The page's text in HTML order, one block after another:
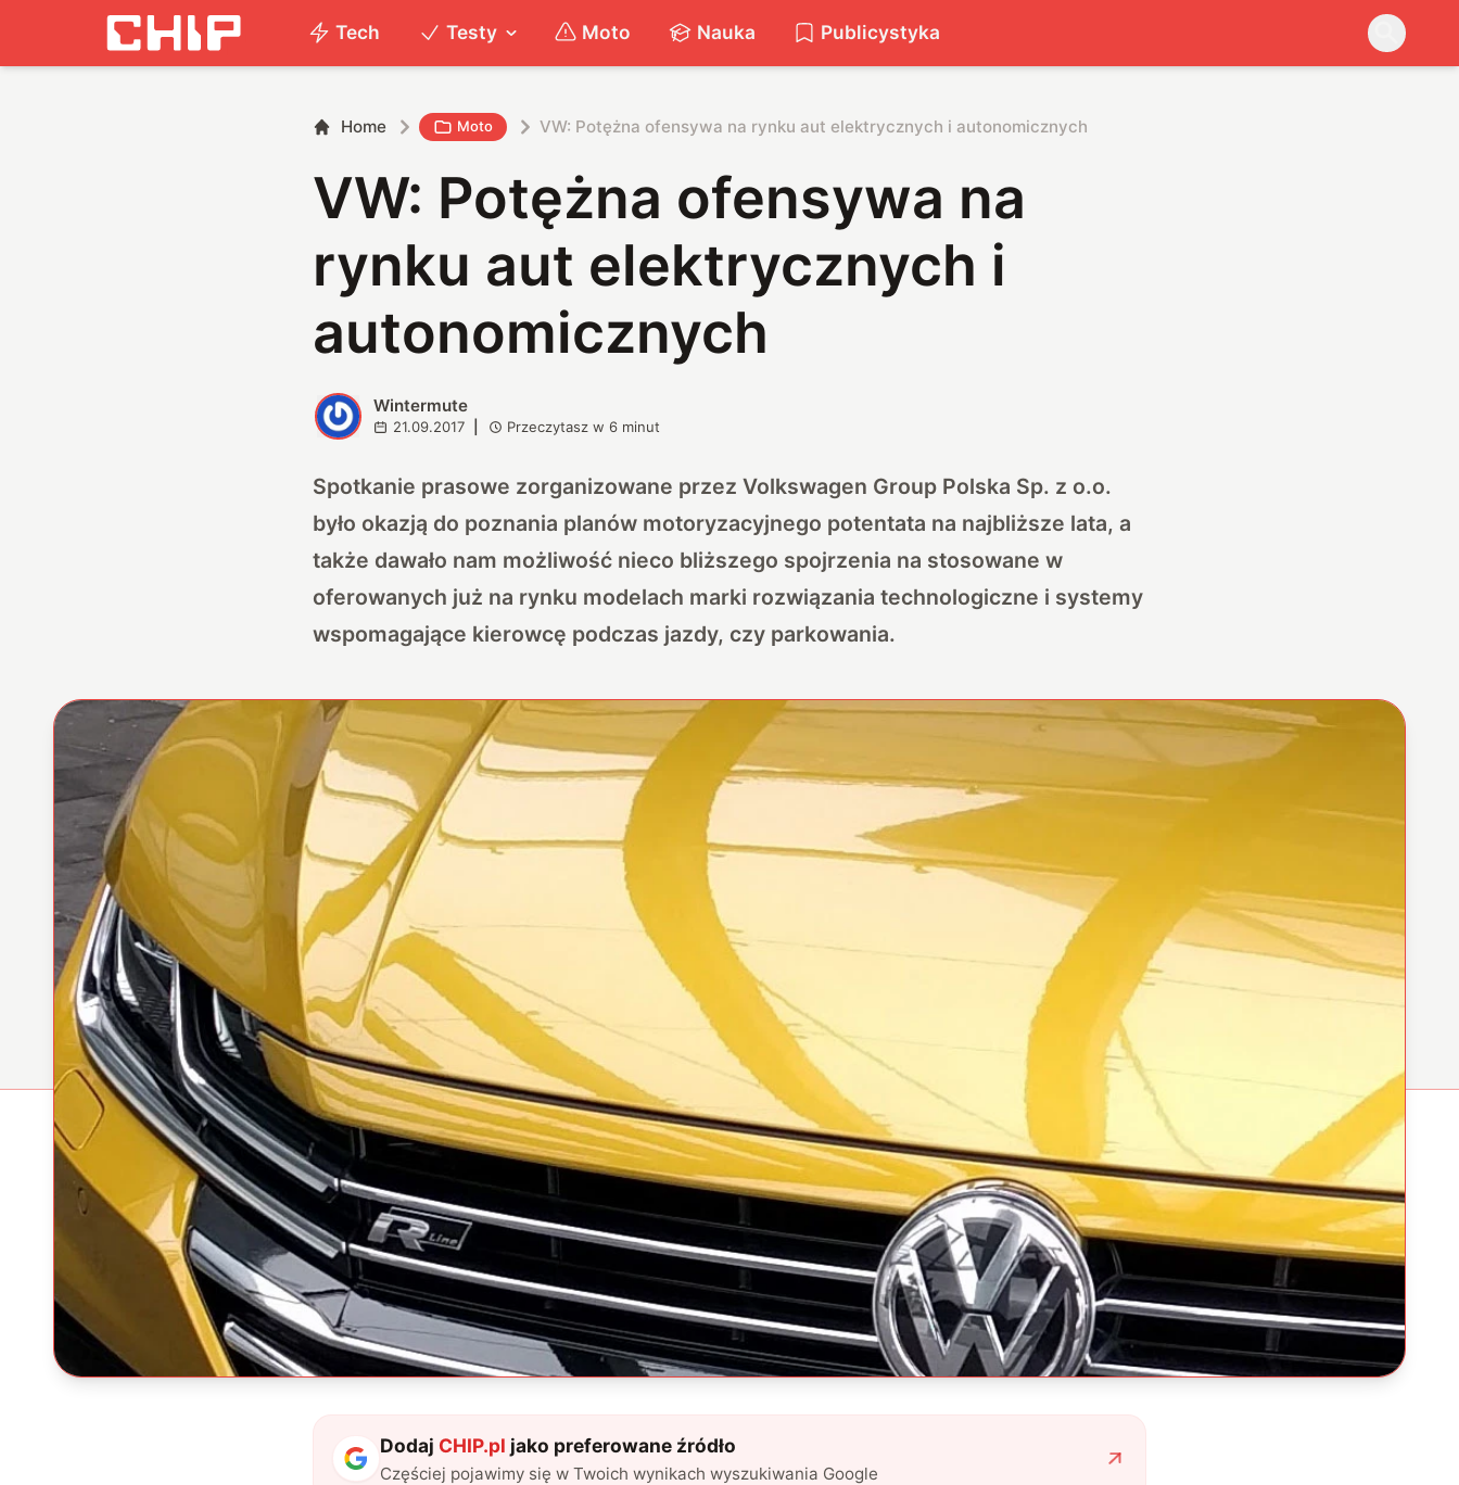
Tech Testy Moto Nauka Publicystyka
Home Moto VW: Potężna ofensywa na rynku aut elektrycznych i autonomicznych
VW: Potężna ofensywa na
rynku aut elektrycznych i
autonomicznych
W Wintermute
21.09.2017 Przeczytasz w6 minut
Spotkanie prasowe zorganizowane przez Volkswagen Group Polska Sp. z o.o.
było okazją do poznania planów motoryzacyjnego potentata na najbliższe lata, a
także dawało nam możliwość nieco bliższego spojrzenia na stosowane w
oferowanych już na rynku modelach marki rozwiązania technologiczne i systemy
wspomagające kierowcę podczas jazdy, czy parkowania.
Dodaj CHIP.pl jako preferowane źródło
Częściej pojawimy się w Twoich wynikach wyszukiwania Google